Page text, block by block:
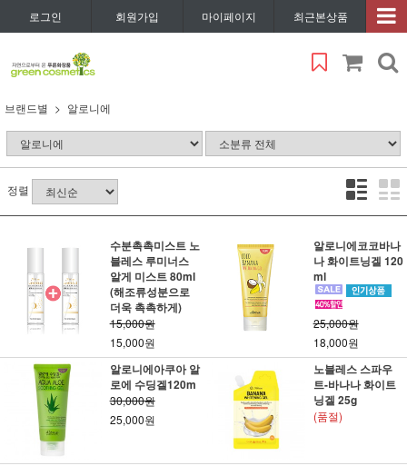
로그인 회원가입 마이페이지 최근본상품
브랜드별 알로니에
정렬
수분촉촉미스트 노
블레스 루미너스
알게 미스트 80ml
(해조류성분으로
더욱 촉촉하게)
15,000원
15,000원
알로니에코코바나
나 화이트닝겔 120
ml
25,000원
18,000원
알로니에아쿠아 알
로에 수딩겔120m
30,000원
25,000원
노블레스 스파우
트-바나나 화이트
닝겔 25g
(품절)